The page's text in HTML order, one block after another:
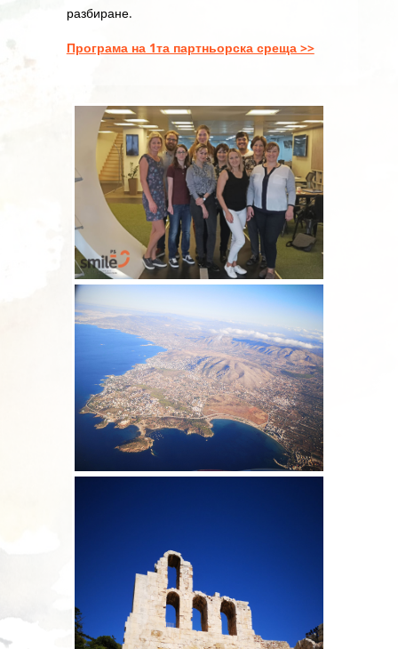
разбиране.
Програма на 1та партньорска среща >>